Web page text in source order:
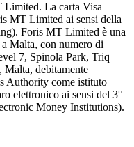
La carta Visa
MT Limited ai sensi della
Foris MT Limited è una
Malta, con numero di
7, Spinola Park, Triq
debitamente
Authority come istituto
elettronico ai sensi del 3°
Money Institutions).